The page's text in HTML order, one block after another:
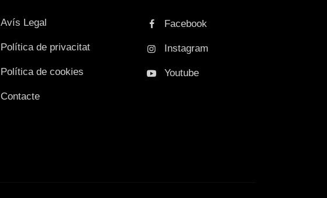
Avís Legal
Política de privacitat
Política de cookies
Contacte
Facebook
Instagram
Youtube